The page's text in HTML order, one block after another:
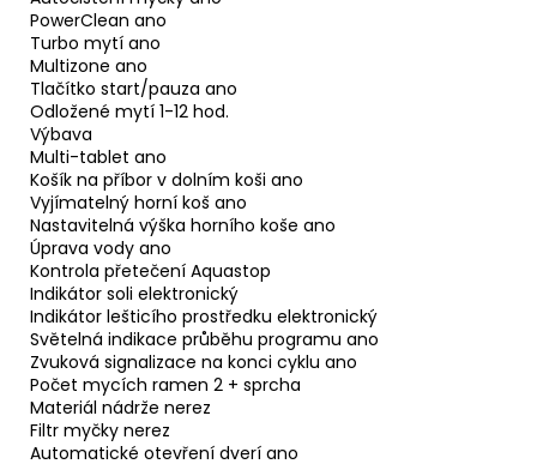
PowerClean ano
Turbo mytí ano
Multizone ano
Tlačítko start/pauza ano
Odložené mytí 1-12 hod.
Výbava
Multi-tablet ano
Košík na příbor v dolním koši ano
Vyjímatelný horní koš ano
Nastavitelná výška horního koše ano
Úprava vody ano
Kontrola přetečení Aquastop
Indikátor soli elektronický
Indikátor lešticího prostředku elektronický
Světelná indikace průběhu programu ano
Zvuková signalizace na konci cyklu ano
Počet mycích ramen 2 + sprcha
Materiál nádrže nerez
Filtr myčky nerez
Automatické otevření dverí ano